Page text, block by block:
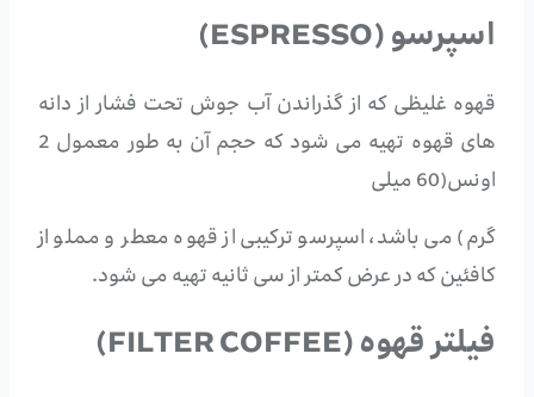
اسپرسو (ESPRESSO)
قهوه غلیظی که از گذراندن آب جوش تحت فشار از دانه
های قهوه تهیه می شود که حجم آن به طور معمول 2
اونس(60 میلی
گرم) می باشد، اسپرسو ترکیبی از قهوه معطر و مملو از
کافئین که در عرض کمتر از سی ثانیه تهیه می شود.
فیلتر قهوه (FILTER COFFEE)